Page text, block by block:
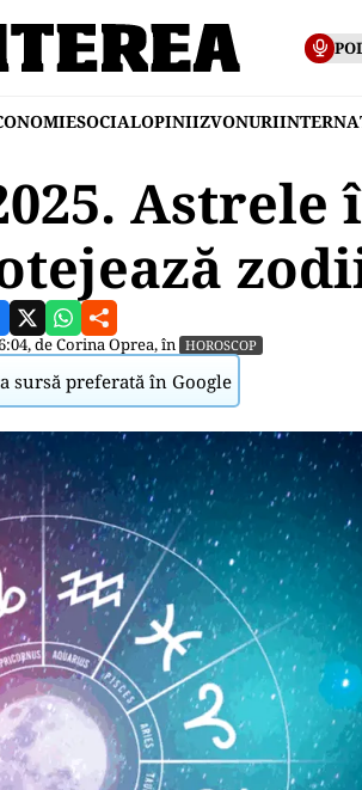
SOCIALOPINIIZVONURI
Astrele
deCorina Oprea, în HOROSCOP
sursă preferată în Google